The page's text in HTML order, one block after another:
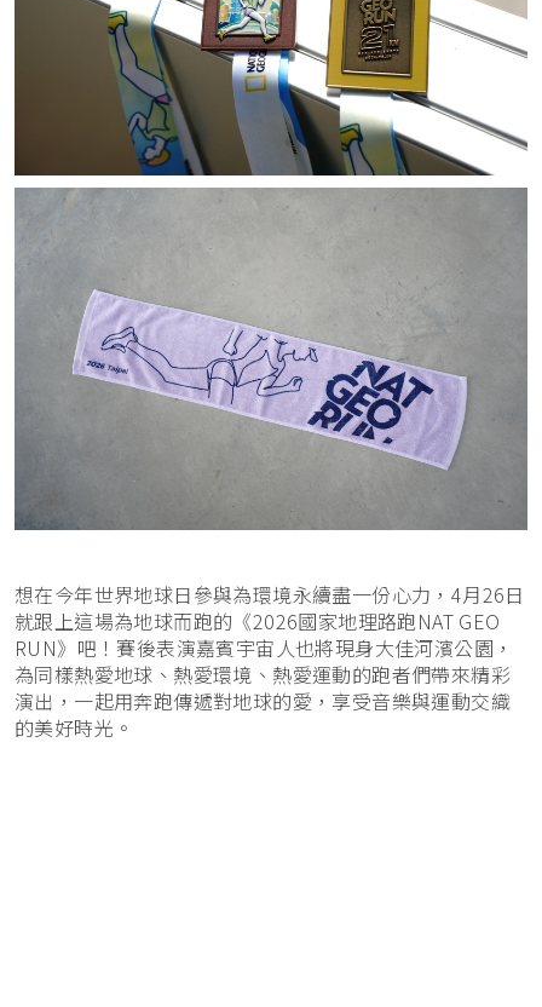
想在今年世界地球日參與為環境永續盡一份心力，4月26日
就跟上這場為地球而跑的《2026國家地理路跑NAT GEO
RUN》吧！賽後表演嘉賓宇宙人也將現身大佳河濱公園，
為同樣熱愛地球、熱愛環境、熱愛運動的跑者們帶來精彩
演出，一起用奔跑傳遞對地球的愛，享受音樂與運動交織
的美好時光。